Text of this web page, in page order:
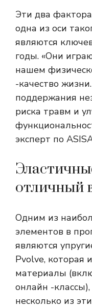
Эти два
одна из оси
являются
годы. «Они
нашем
-качество
поддержания
риска травм и
эксперт по
отличный
Одним из
элементов в
являются
Pvolve, которая
материалы
онлайн -
несколько из